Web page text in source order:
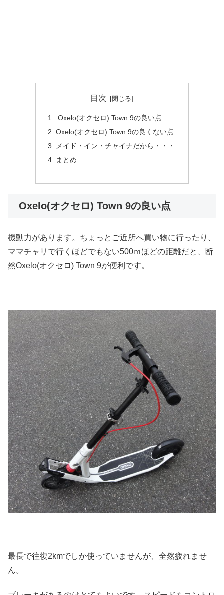
目次
Oxelo(オクセロ) Town 9の良い点
Oxelo(オクセロ) Town 9の良くない点
メイド・イン・チャイナだから・・・
まとめ
Oxelo(オクセロ) Town 9の良い点
機動力があります。ちょっとご近所へ買い物に行ったり、
ママチャリで行くほどでもない500ｍほどの距離だと、断
然Oxelo(オクセロ) Town 9が便利です。
最長で往復2kmでしか使っていませんが、全然疲れませ
ん。